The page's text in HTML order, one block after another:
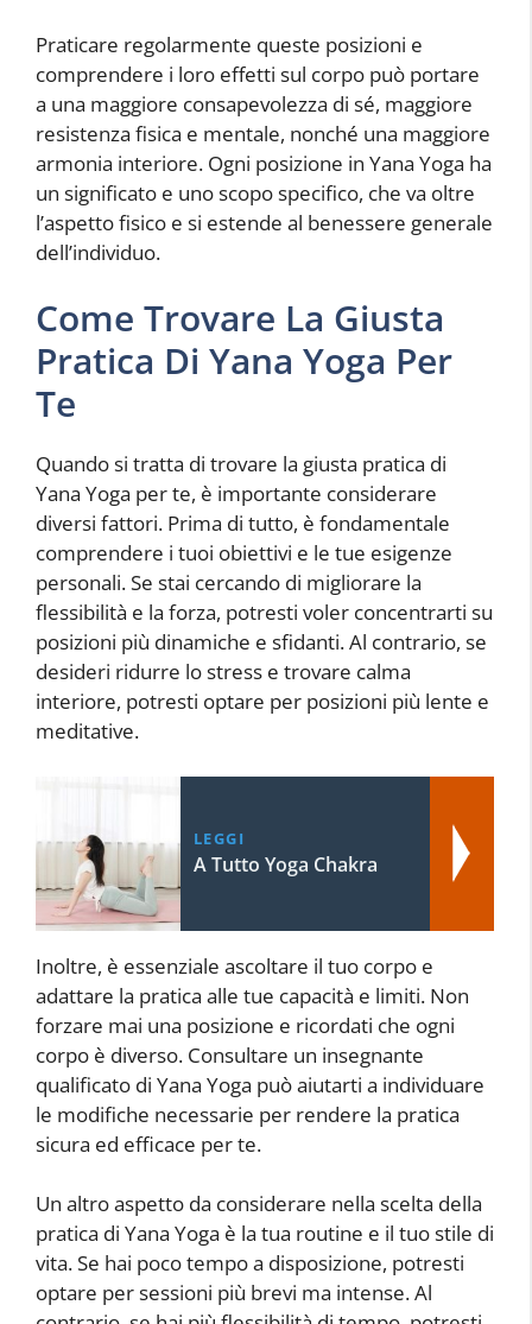
Praticare regolarmente queste posizioni e
comprendere i loro effetti sul corpo può portare
a una maggiore consapevolezza di sé, maggiore
resistenza fisica e mentale, nonché una maggiore
armonia interiore. Ogni posizione in Yana Yoga ha
un significato e uno scopo specifico, che va oltre
l’aspetto fisico e si estende al benessere generale
dell’individuo.
Come Trovare La Giusta
Pratica Di Yana Yoga Per
Te
Quando si tratta di trovare la giusta pratica di
Yana Yoga per te, è importante considerare
diversi fattori. Prima di tutto, è fondamentale
comprendere i tuoi obiettivi e le tue esigenze
personali. Se stai cercando di migliorare la
flessibilità e la forza, potresti voler concentrarti su
posizioni più dinamiche e sfidanti. Al contrario, se
desideri ridurre lo stress e trovare calma
interiore, potresti optare per posizioni più lente e
meditative.
LEGGI
A Tutto Yoga Chakra
Inoltre, è essenziale ascoltare il tuo corpo e
adattare la pratica alle tue capacità e limiti. Non
forzare mai una posizione e ricordati che ogni
corpo è diverso. Consultare un insegnante
qualificato di Yana Yoga può aiutarti a individuare
le modifiche necessarie per rendere la pratica
sicura ed efficace per te.
Un altro aspetto da considerare nella scelta della
pratica di Yana Yoga è la tua routine e il tuo stile di
vita. Se hai poco tempo a disposizione, potresti
optare per sessioni più brevi ma intense. Al